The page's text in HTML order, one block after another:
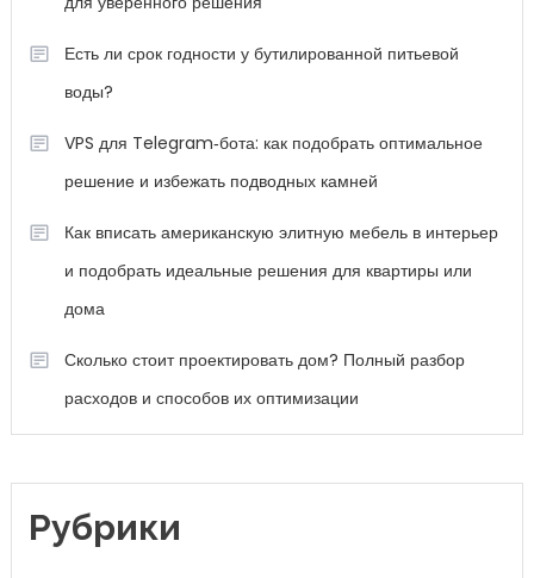
Есть ли срок годности у бутилированной питьевой
воды?
VPS для Telegram‑бота: как подобрать оптимальное
решение и избежать подводных камней
Как вписать американскую элитную мебель в интерьер
и подобрать идеальные решения для квартиры или
дома
Сколько стоит проектировать дом? Полный разбор
расходов и способов их оптимизации
Рубрики